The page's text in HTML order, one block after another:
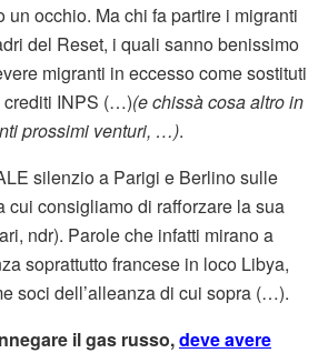
un occhio. Ma chi fa partire i migranti
del Reset, i quali sanno benissimo
migranti in eccesso come sostituti
crediti INPS (…)(e chissà cosa altro in
prossimi venturi, …).
silenzio a Parigi e Berlino sulle
cui consigliamo di rafforzare la sua
ndr). Parole che infatti mirano a
soprattutto francese in loco Libya,
soci dell’alleanza di cui sopra (…).
il gas russo,deve avere